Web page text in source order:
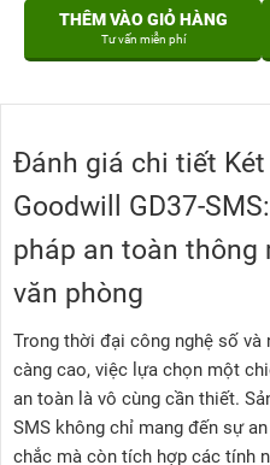
THÊM VÀO GIỎ HÀNG
Tư vấn miễn phí
Đánh giá chi tiết Két
Goodwill GD37-
pháp an toàn thông
văn phòng
Trong thời đại công nghệ số và
càng cao, việc lựa chọn một
an toàn là vô cùng cần thiết.
SMS không chỉ mang đến sự
chắc mà còn tích hợp các tính